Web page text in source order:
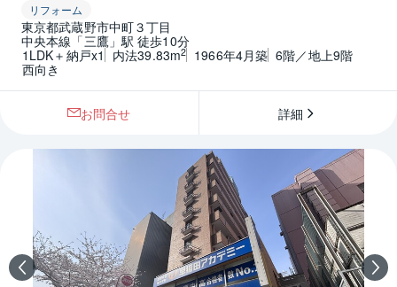
リフォーム
東京都武蔵野市中町３丁目
中央本線「三鷹」駅 徒歩10分
1LDK＋納戸x1
内法39.83m2 1966年4月築 6階／地上9階
西向き
お問合せ 詳細